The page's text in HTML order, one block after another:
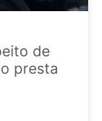
de
presta